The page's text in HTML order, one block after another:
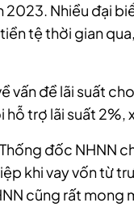
2023. Nhiều đại
tệ thời gian
vấn đề lãi suất
trợ lãi suất 2%,
đốc NHNN
khi vay vốn từ
cũng rất mong